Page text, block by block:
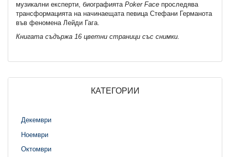
музикални експерти, биографията Poker Face проследява
трансформацията на начинаещата певица Стефани Германота
във феномена Лейди Гага.
Книгата съдържа 16 цветни страници със снимки.
КАТЕГОРИИ
Декември
Ноември
Октомври